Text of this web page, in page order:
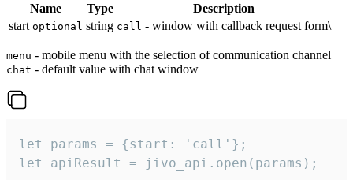
Name Type
Description
start optional string call - window with callback request form\
menu - mobile menu with the selection of communication channel
chat - default value with chat window |
let params = {start: 'call'};
let apiResult = jivo_api.open(params);